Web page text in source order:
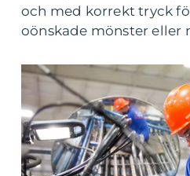
och med korrekt tryck
oönskade mönster eller